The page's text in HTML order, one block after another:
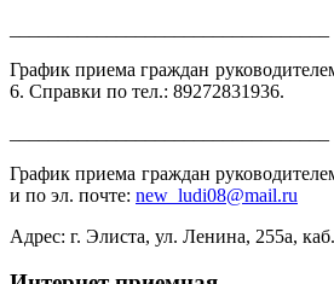
График приема граждан
6. Справки по тел.: 89272831936.
График приема граждан
и по эл. почте: new_ludi08@mail.ru
Адрес: г. Элиста, ул. Ленина, 255а,